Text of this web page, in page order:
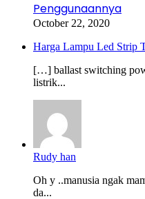
Penggunaannya
October 22, 2020
Harga Lampu Led Strip
[…] ballast switching
listrik...
Rudy han
Oh y ..manusia ngak
da...